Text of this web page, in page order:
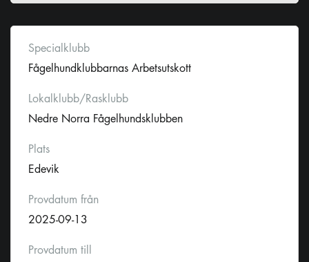
Specialklubb
Fågelhundklubbarnas Arbetsutskott
Lokalklubb/Rasklubb
Nedre Norra Fågelhundsklubben
Plats
Edevik
Provdatum från
2025-09-13
Provdatum till